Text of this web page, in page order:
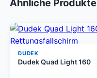
Ähnliche Produkte
DUDEK
Dudek Quad Light 160